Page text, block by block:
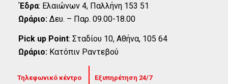
Έδρα: Eλαιώνων 4, Παλλήνη 153 51
Ωράριο: Δευ. – Παρ. 09.00-18.00
Pick up Point: Σταδίου 10, Αθήνα, 105 64
Ωράριο: Κατόπιν Ραντεβού
Τηλεφωνικό κέντρο Εξυπηρέτηση 24/7